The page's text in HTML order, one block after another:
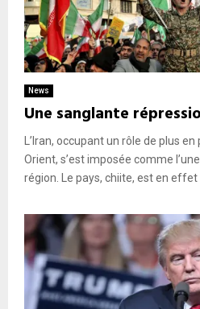
News
Une sanglante
L’Iran, occupant un rôle de plus
Orient, s’est imposée comme
région. Le pays, chiite, est en effet